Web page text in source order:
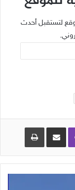
لتستقبل أحدث
Viber مشاركة عبر البريد طباعة